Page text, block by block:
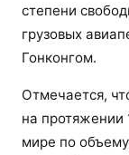
степени
грузовых
Гонконгом.
Отмечается,
на протяжении
мире по